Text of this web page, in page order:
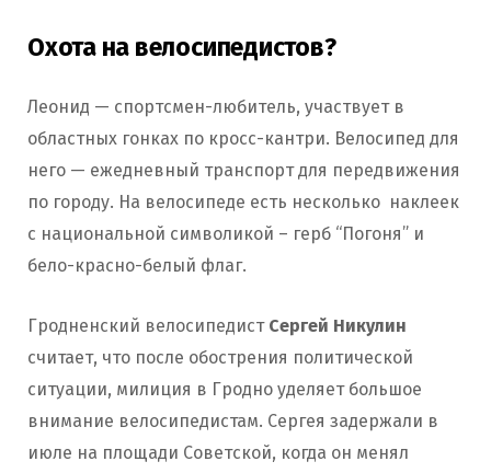
Охота на велосипедистов?
Леонид — спортсмен-любитель, участвует в
областных гонках по кросс-кантри. Велосипед для
него — ежедневный транспорт для передвижения
по городу. На велосипеде есть несколько наклеек
с национальной символикой – герб “Погоня” и
бело-красно-белый флаг.
Гродненский велосипедист Сергей Никулин
считает, что после обострения политической
ситуации, милиция в Гродно уделяет большое
внимание велосипедистам. Сергея задержали в
июле на площади Советской, когда он менял